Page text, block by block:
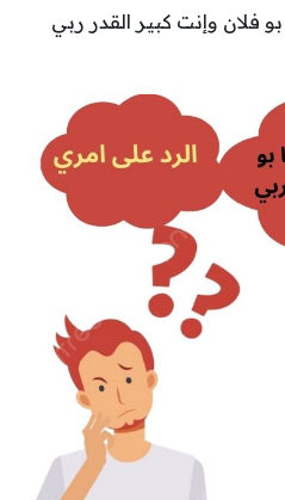
فلان وإنت كبير القدر ربي